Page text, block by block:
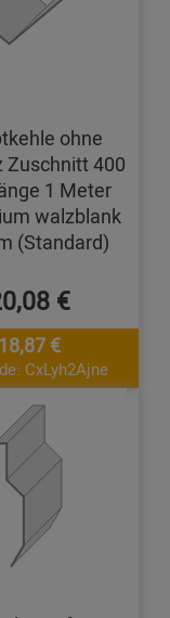
ohne
Zuschnitt 400
1 Meter
walzblank
(Standard)
€
18,87 €
CxLyh2Ajne